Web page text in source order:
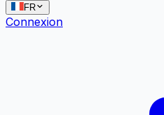
FR
Connexion